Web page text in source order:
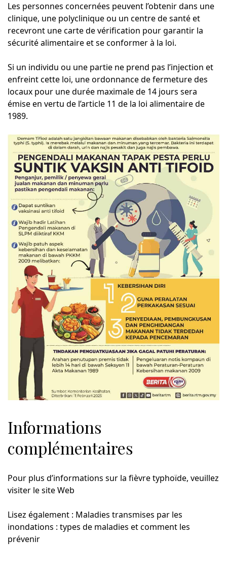
Les personnes concernées peuvent l’obtenir dans une
clinique, une polyclinique ou un centre de santé et
recevront une carte de vérification pour garantir la
sécurité alimentaire et se conformer à la loi.
Si un individu ou une partie ne prend pas l’injection et
enfreint cette loi, une ordonnance de fermeture des
locaux pour une durée maximale de 14 jours sera
émise en vertu de l’article 11 de la loi alimentaire de
1989.
Informations
complémentaires
Pour plus d’informations sur la fièvre typhoïde, veuillez
visiter le site Web
Lisez également : Maladies transmises par les
inondations : types de maladies et comment les
prévenir